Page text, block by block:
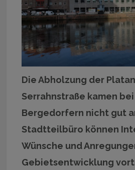
Die Abholzung der
Serrahnstraße kamen
Bergedorfern nicht gut
Stadtteilbüro können
Wünsche und
Gebietsentwicklung